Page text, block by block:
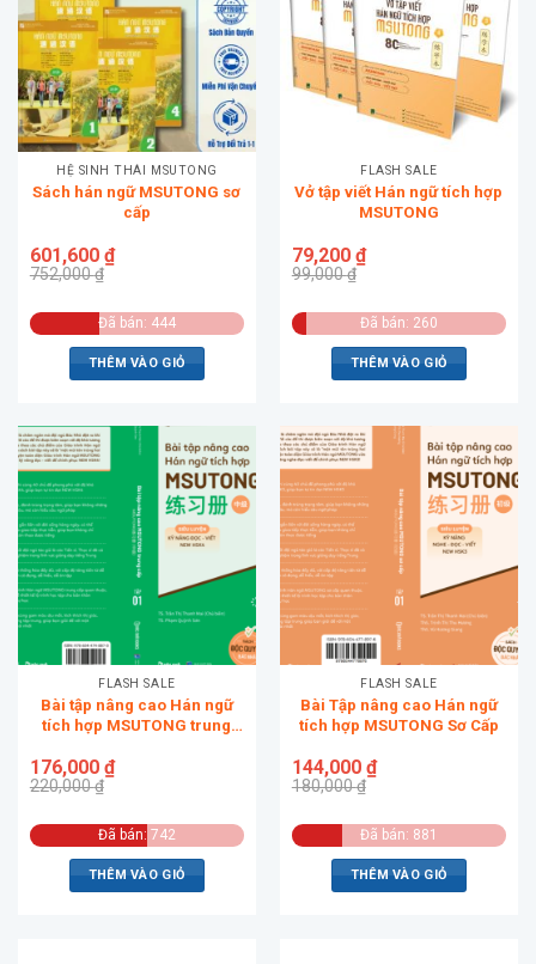
HỆ SINH THÁI MSUTONG
Sách hán ngữ MSUTONG sơ
cấp
601,600 ₫
752,000₫
Đã bán: 444
THÊM VÀO GIỎ
FLASH SALE
Vở tập viết Hán ngữ tích hợp
MSUTONG
79,200 ₫
99,000₫
Đã bán: 260
THÊM VÀO GIỎ
FLASH SALE
Bài tập nâng cao Hán ngữ
tích hợp MSUTONG trung
176,000 ₫
220,000₫
Đã bán: 742
THÊM VÀO GIỎ
FLASH SALE
Bài Tập nâng cao Hán ngữ
tích hợp MSUTONG Sơ Cấp
144,000 ₫
180,000₫
Đã bán: 881
THÊM VÀO GIỎ